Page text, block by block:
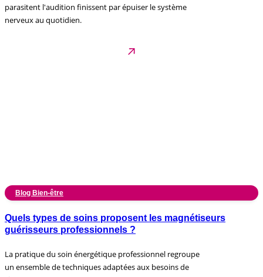
parasitent l'audition finissent par épuiser le système
nerveux au quotidien.
Blog Bien-être
Quels types de soins proposent les magnétiseurs
guérisseurs professionnels ?
La pratique du soin énergétique professionnel regroupe
un ensemble de techniques adaptées aux besoins de